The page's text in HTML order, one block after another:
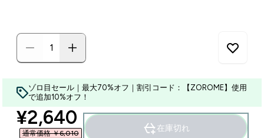
ゾロ目セール｜最大70%オフ｜割引コード：【ZOROME】使用
で追加10%オフ！
discounted price
¥2,640‎
通常価格 ￥6,010‎
在庫切れ